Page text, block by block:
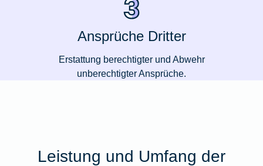
Ansprüche Dritter
Erstattung berechtigter und Abwehr
unberechtigter Ansprüche.
Leistung und Umfang der